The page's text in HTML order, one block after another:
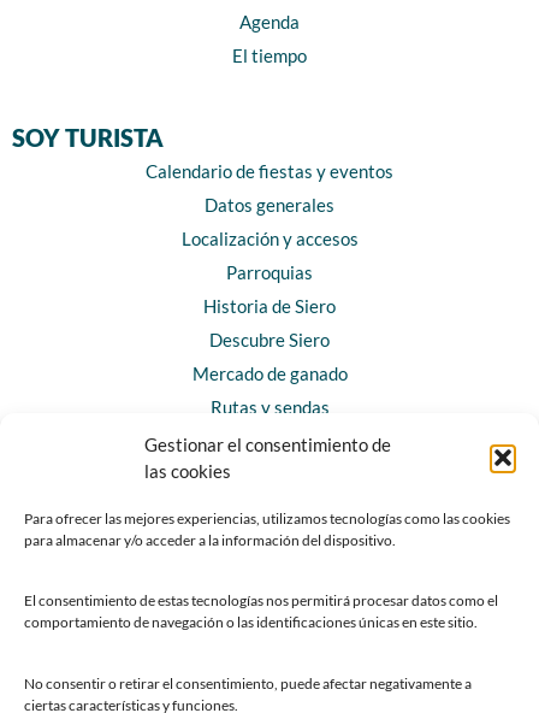
Gestionar el consentimiento de
las cookies
Para ofrecer las mejores experiencias, utilizamos tecnologías como las cookies
para almacenar y/o acceder a la información del dispositivo.
El consentimiento de estas tecnologías nos permitirá procesar datos como el
comportamiento de navegación o las identificaciones únicas en este sitio.
No consentir o retirar el consentimiento, puede afectar negativamente a
ciertas características y funciones.
Agenda
El tiempo
SOY TURISTA
Calendario de fiestas y eventos
Datos generales
Localización y accesos
Parroquias
Historia de Siero
Descubre Siero
Mercado de ganado
Rutas y sendas
Horarios y contacto
Teléfonos de interés
Chatbot Siero
SEDES ELECTRÓNICAS
Sede del Ayuntamiento de Siero